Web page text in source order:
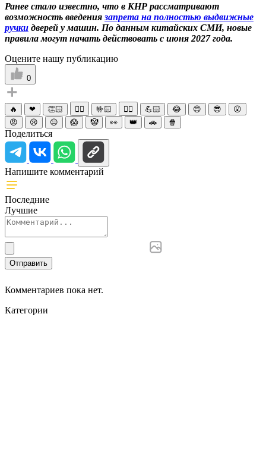
Ранее стало известно, что в КНР рассматривают
возможность введения запрета на полностью выдвижные
ручки дверей у машин. По данным китайских СМИ, новые
правила могут начать действовать с июня 2027 года.
Оцените нашу публикацию
0
🔥 ❤ 👏🏻 ☝🏻 🤟🏻 ✌🏻 💪🏻 😂 😍 😎
😮
😡
😢 😐 😱 🤡 👀 👑 🚗 🍿
Поделиться
Напишите комментарий
Последние
Лучшие
Отправить
Комментариев пока нет.
Категории